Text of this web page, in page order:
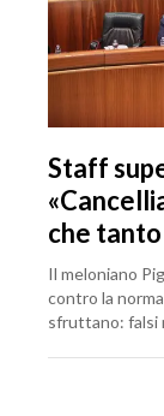
Staff
che
Il meloniano
contro la
sfruttano: falsi